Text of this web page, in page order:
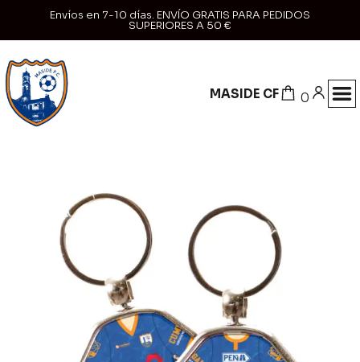
Envíos en 7-10 días. ENVÍO GRATIS PARA PEDIDOS
SUPERIORES A 50 €
MASIDE CF 0